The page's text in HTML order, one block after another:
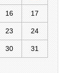
16 17
23 24
30
31